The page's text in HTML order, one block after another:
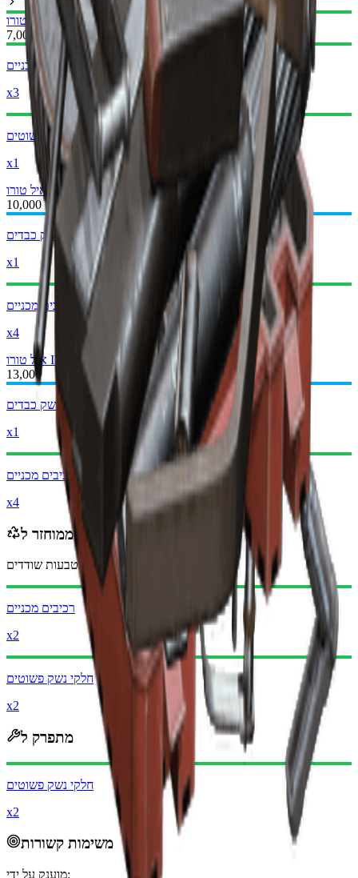
7,000
רכיבים מכניים
x3
חלקי נשק פשוטים
x1
איל טורו II
איל טורו III
10,000
חלקי נשק כבדים
x1
רכיבים מכניים
x4
איל טורו III
איל טורו IV
13,000
חלקי נשק כבדים
x1
רכיבים מכניים
x4
ממוחזר ל
בעת מיחזור, תקבל פחות מטבעות שודדים
רכיבים מכניים
x2
חלקי נשק פשוטים
x2
מתפרק ל
חלקי נשק פשוטים
x2
משימות קשורות
מוענק על ידי: